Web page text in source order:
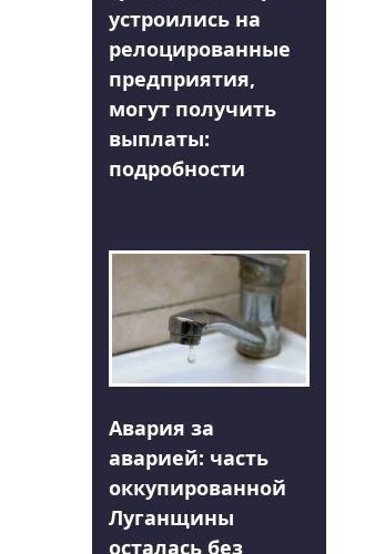
устроились на
релоцированные
предприятия,
могут получить
выплаты:
подробности
Авария за
аварией: часть
оккупированной
Луганщины
осталась без